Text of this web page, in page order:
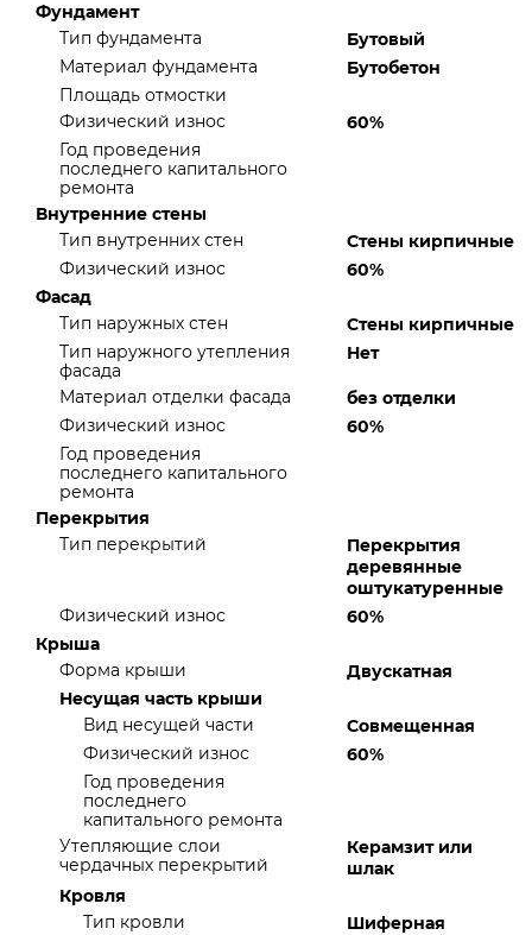
Фундамент
Тип фундамента
Бутовый
Материал фундамента
Бутобетон
Площадь отмостки
Физический износ
60%
Год проведения
последнего капитального
ремонта
Внутренние стены
Тип внутренних стен
Стены кирпичные
Физический износ
60%
Фасад
Тип наружных стен
Стены кирпичные
Тип наружного утепления
фасада
Нет
Материал отделки фасада
без отделки
Физический износ
60%
Год проведения
последнего капитального
ремонта
Перекрытия
Тип перекрытий
Перекрытия
деревянные
оштукатуренные
Физический износ
60%
Крыша
Форма крыши
Двускатная
Несущая часть крыши
Вид несущей части
Совмещенная
Физический износ
60%
Год проведения
последнего
капитального ремонта
Утепляющие слои
чердачных перекрытий
Керамзит или
шлак
Кровля
Тип кровли
Шиферная